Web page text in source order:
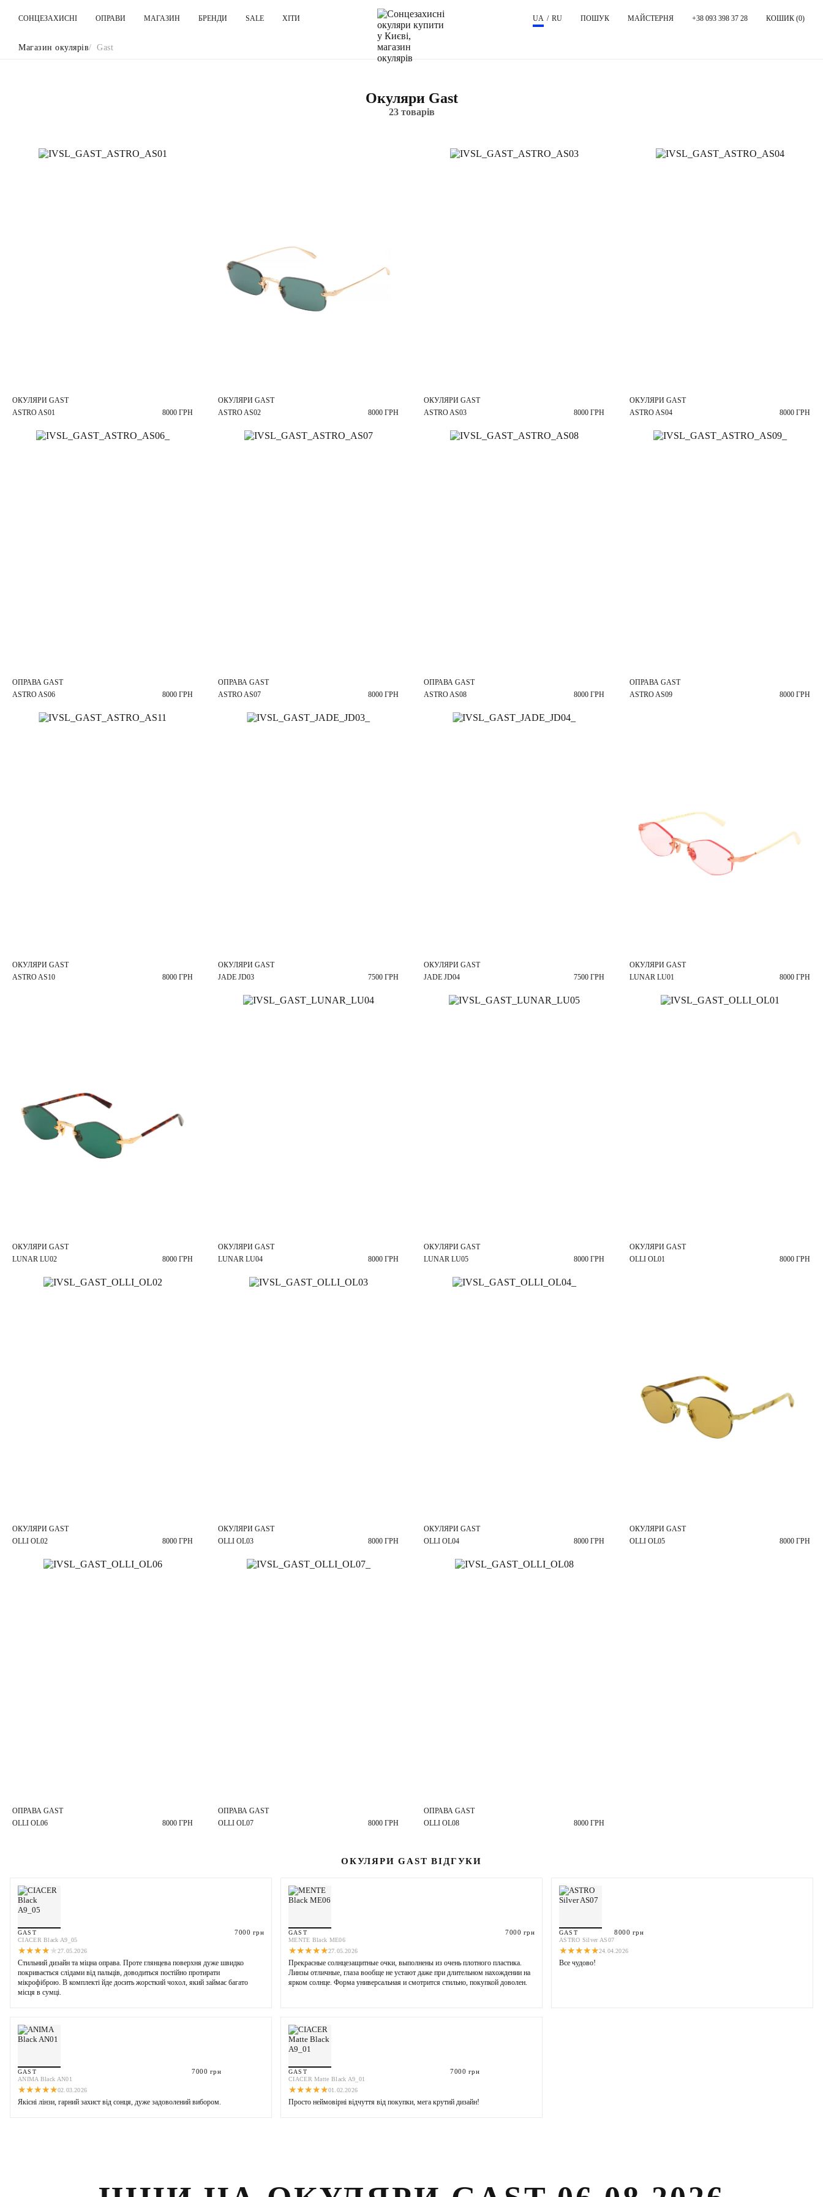
СОНЦЕЗАХИСНІ ОПРАВИ МАГАЗИН БРЕНДИ SALE ХІТИ UA RU ПОШУК МАЙСТЕРНЯ +38 093 398 37 28 КОШИК (0)
Магазин окулярів Gast
Окуляри Gast
23 товарів
ОКУЛЯРИ GAST
ASTRO AS01
8000 ГРН
ОКУЛЯРИ GAST
ASTRO AS02
8000 ГРН
ОКУЛЯРИ GAST
ASTRO AS03
8000 ГРН
ОКУЛЯРИ GAST
ASTRO AS04
8000 ГРН
ОПРАВА GAST
ASTRO AS06
8000 ГРН
ОПРАВА GAST
ASTRO AS07
8000 ГРН
ОПРАВА GAST
ASTRO AS08
8000 ГРН
ОПРАВА GAST
ASTRO AS09
8000 ГРН
ОКУЛЯРИ GAST
ASTRO AS10
8000 ГРН
ОКУЛЯРИ GAST
JADE JD03
7500 ГРН
ОКУЛЯРИ GAST
JADE JD04
7500 ГРН
ОКУЛЯРИ GAST
LUNAR LU01
8000 ГРН
ОКУЛЯРИ GAST
LUNAR LU02
8000 ГРН
ОКУЛЯРИ GAST
LUNAR LU04
8000 ГРН
ОКУЛЯРИ GAST
LUNAR LU05
8000 ГРН
ОКУЛЯРИ GAST
OLLI OL01
8000 ГРН
ОКУЛЯРИ GAST
OLLI OL02
8000 ГРН
ОКУЛЯРИ GAST
OLLI OL03
8000 ГРН
ОКУЛЯРИ GAST
OLLI OL04
8000 ГРН
ОКУЛЯРИ GAST
OLLI OL05
8000 ГРН
ОПРАВА GAST
OLLI OL06
8000 ГРН
ОПРАВА GAST
OLLI OL07
8000 ГРН
ОПРАВА GAST
OLLI OL08
8000 ГРН
ОКУЛЯРИ GAST ВІДГУКИ
GAST
CIACER Black A9_05
7000 грн
★★★★★27.05.2026
Стильний дизайн та міцна оправа. Проте глянцева поверхня дуже швидко
покривається слідами від пальців, доводиться постійно протирати
мікрофіброю. В комплекті йде досить жорсткий чохол, який займає багато
місця в сумці.
GAST
MENTE Black ME06
7000 грн
★★★★★27.05.2026
Прекрасные солнцезащитные очки, выполнены из очень плотного пластика.
Линзы отличные, глаза вообще не устают даже при длительном нахождении на
ярком солнце. Форма универсальная и смотрится стильно, покупкой доволен.
GAST
ASTRO Silver AS07
8000 грн
★★★★★24.04.2026
Все чудово!
GAST
ANIMA Black AN01
7000 грн
★★★★★02.03.2026
Якісні лінзи, гарний захист від сонця, дуже задоволений вибором.
GAST
CIACER Matte Black A9_01
7000 грн
★★★★★01.02.2026
Просто неймовірні відчуття від покупки, мега крутий дизайн!